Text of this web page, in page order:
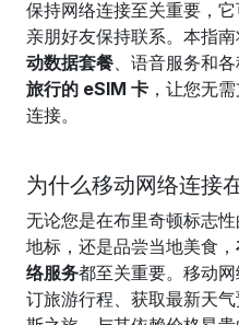
保持网络连接至关重要，
亲朋好友保持联系。本指
动数据套餐、语音服务和
旅行的 eSIM 卡 ，让您无
连接。
为什么移动网络连接
无论您是在布里奇顿标志
地标，还是品尝当地美食，
络服务都至关重要。移动
订旅游行程、获取最新天